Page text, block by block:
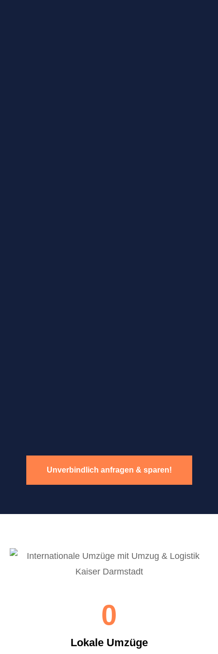
Unverbindlich anfragen & sparen!
Lokale Umzüge
0